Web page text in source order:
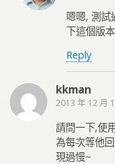
嗯嗯, 測試
下這個版
Reply
kkman
2013 年 12 月
請問一下,使
為每次等他
現過慢~